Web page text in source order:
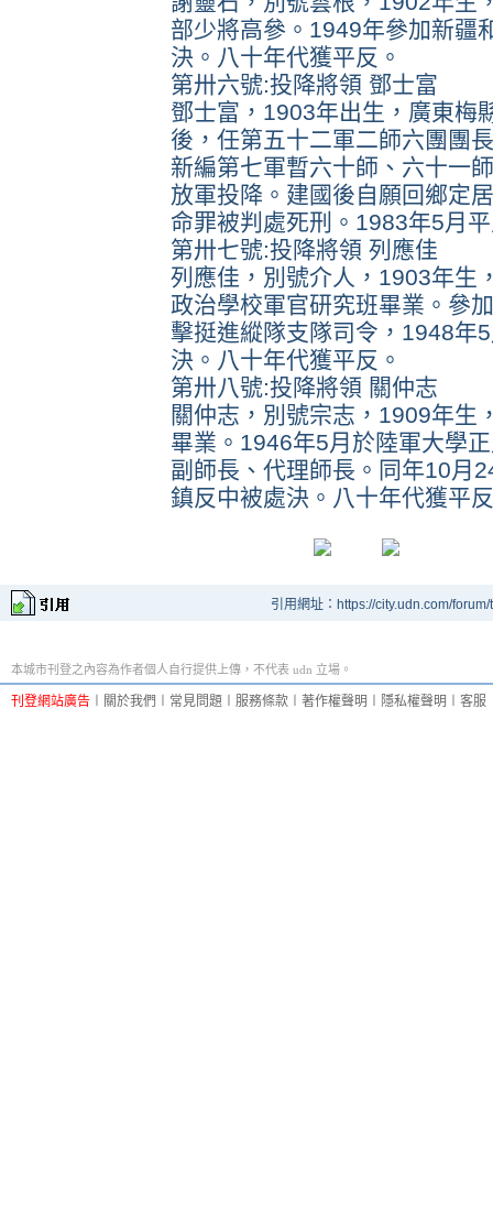
部少將高參。1949年參加新疆
決。八十年代獲平反。
第卅六號:投降將領 鄧士富
鄧士富，1903年出生，廣東梅
後，任第五十二軍二師六團團
新編第七軍暫六十師、六十一
放軍投降。建國後自願回鄉定
命罪被判處死刑。1983年5月
第卅七號:投降將領 列應佳
列應佳，別號介人，1903年生
政治學校軍官研究班畢業。參
擊挺進縱隊支隊司令，1948年
決。八十年代獲平反。
第卅八號:投降將領 關仲志
關仲志，別號宗志，1909年生
畢業。1946年5月於陸軍大學
副師長、代理師長。同年10月
鎮反中被處決。八十年代獲
引用網址：https://city.udn.com/
本城市刊登之內容為作者個人自行提供上傳，不代表 udn 立場。
刊登網站廣告 關於我們 常見問題 服務條款 著作權聲明 隱私權聲明 客服